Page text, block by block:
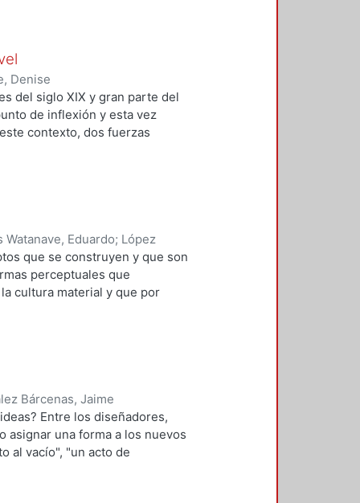
la génesis de los tipos de
se examinan las tendencias
la parte principal aborda el
Denise
del siglo XIX y gran parte del
de inflexión y esta vez
contexto, dos fuerzas
ocupación son irreversibles.
Watanave, Eduardo; López
Vargas, Celso;Bárcenas
que se construyen y que son
perceptuales que
cultura material y que por
nosotros una estructura y
la estética y con ello la
Bárcenas, Jaime
Entre los diseñadores,
asignar una forma a los nuevos
al vacío", "un acto de